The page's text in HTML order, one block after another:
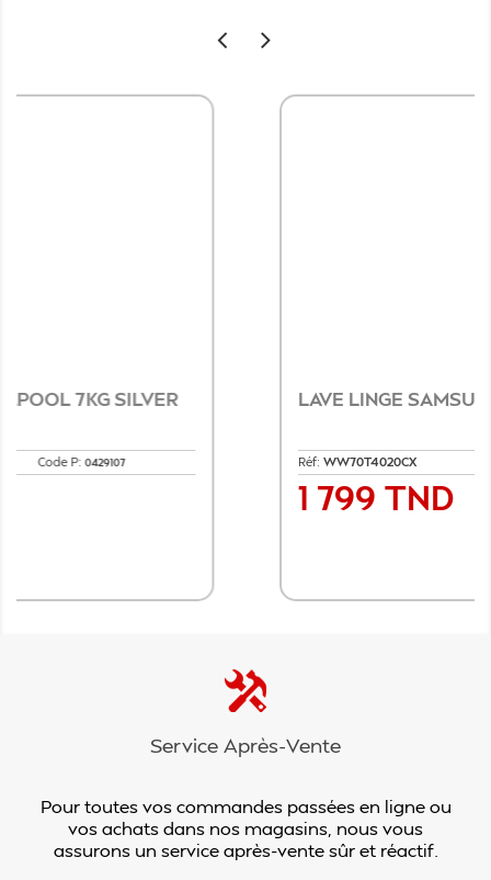
LAVE LINGE SAMSUNG
Réf: Code P:0415236
Service Après-Vente
Pour toutes vos commandes passées en ligne ou
vos achats dans nos magasins, nous vous
assurons un service après-vente sûr et réactif.